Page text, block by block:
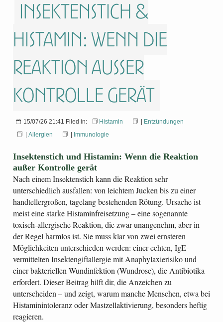
Insektenstich &
Histamin: Wenn die
Reaktion außer
Kontrolle gerät
15/07/26 21:41 Filed in: Histamin | Entzündungen
| Allergien | Immunologie
Insektenstich und Histamin: Wenn die Reaktion
außer Kontrolle gerät
Nach einem Insektenstich kann die Reaktion sehr
unterschiedlich ausfallen: von leichtem Jucken bis zu einer
handtellergroßen, tagelang bestehenden Rötung. Ursache ist
meist eine starke Histaminfreisetzung – eine sogenannte
toxisch-allergische Reaktion, die zwar unangenehm, aber in
der Regel harmlos ist. Sie muss klar von zwei ernsteren
Möglichkeiten unterschieden werden: einer echten, IgE-
vermittelten Insektengiftallergie mit Anaphylaxierisiko und
einer bakteriellen Wundinfektion (Wundrose), die Antibiotika
erfordert. Dieser Beitrag hilft dir, die Anzeichen zu
unterscheiden – und zeigt, warum manche Menschen, etwa bei
Histaminintoleranz oder Mastzellaktivierung, besonders heftig
reagieren.